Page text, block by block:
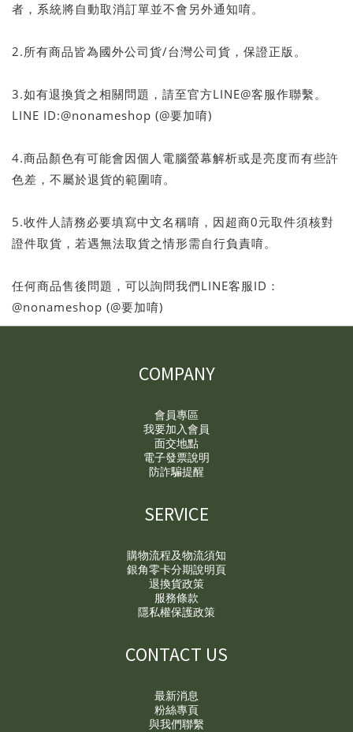
者，系統將自動取消訂單並不會另外通知唷。
2.所有商品皆為國外公司貨/台灣公司貨，保證正版。
3.如有退換貨之相關問題，請至官方LINE@客服作聯繫。
LINE ID:@nonameshop (@要加唷)
4.商品顏色有可能會因個人電腦螢幕解析或是亮度而有些許
色差，不屬於退貨的範圍唷。
5.收件人請務必要填寫中文名稱唷，因超商0元取件須核對
證件取貨，若遇無法取貨之情形需自行負責唷。
任何商品售後問題，可以詢問我們LINE客服ID：
@nonameshop (@要加唷)
COMPANY
會員專區
我要加入會員
面交地點
電子發票說明
防詐騙提醒
SERVICE
購物流程及物流須知
銀角零卡分期說明頁
退換貨政策
服務條款
隱私權保護政策
CONTACT US
最新消息
粉絲專頁
與我們聯繫